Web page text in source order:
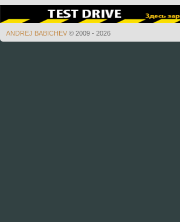
ANDREJ BABICHEV © 2009 - 2026